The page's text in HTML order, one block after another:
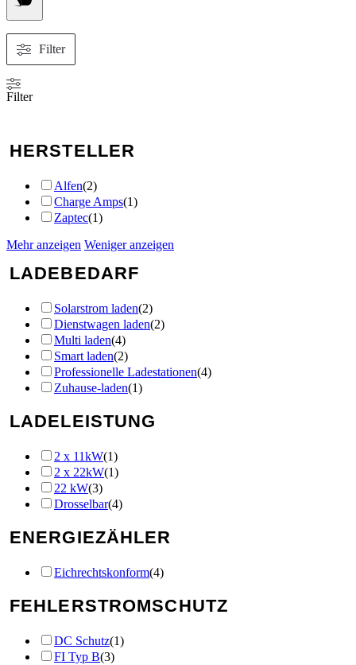
Filter
Filter
HERSTELLER
Alfen(2)
Charge Amps(1)
Zaptec(1)
Mehr anzeigen Weniger anzeigen
LADEBEDARF
Solarstrom laden(2)
Dienstwagen laden(2)
Multi laden(4)
Smart laden(2)
Professionelle Ladestationen(4)
Zuhause-laden(1)
LADELEISTUNG
2 x 11kW(1)
2 x 22kW(1)
22 kW(3)
Drosselbar(4)
ENERGIEZÄHLER
Eichrechtskonform(4)
FEHLERSTROMSCHUTZ
DC Schutz(1)
FI Typ B(3)